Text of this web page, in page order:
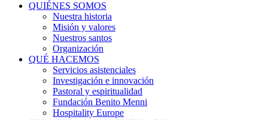
QUIÉNES SOMOS
Nuestra historia
Misión y valores
Nuestros santos
Organización
QUÉ HACEMOS
Servicios asistenciales
Investigación e innovación
Pastoral y espiritualidad
Fundación Benito Menni
Hospitality Europe